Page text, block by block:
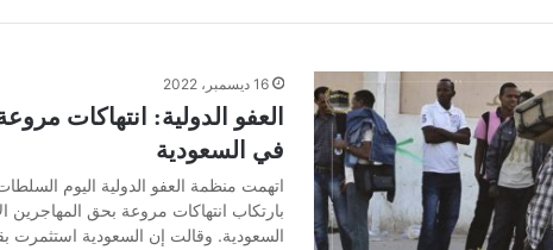
16 ديسمبر، 2022
العفو الدولية: انتهاكات
في السعودية
اتهمت منظمة العفو الدولية اليوم
بارتكاب انتهاكات مروعة بحق المهاجرين
السعودية. وقالت إن السعودية استثمرت